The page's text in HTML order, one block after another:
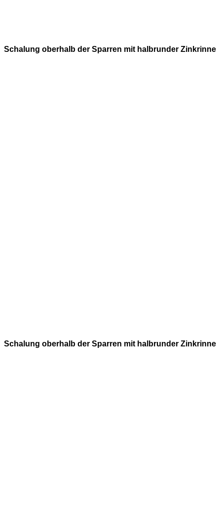
Schalung oberhalb der Sparren mit halbrunder Zinkrinne
Schalung oberhalb der Sparren mit halbrunder Zinkrinne